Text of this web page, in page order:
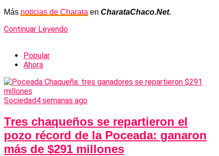
Más noticias de Charata en CharataChaco.Net.
Continuar Leyendo
Popular
Ahora
Sociedad4 semanas ago
Tres chaqueños se repartieron el
pozo récord de la Poceada: ganaron
más de $291 millones